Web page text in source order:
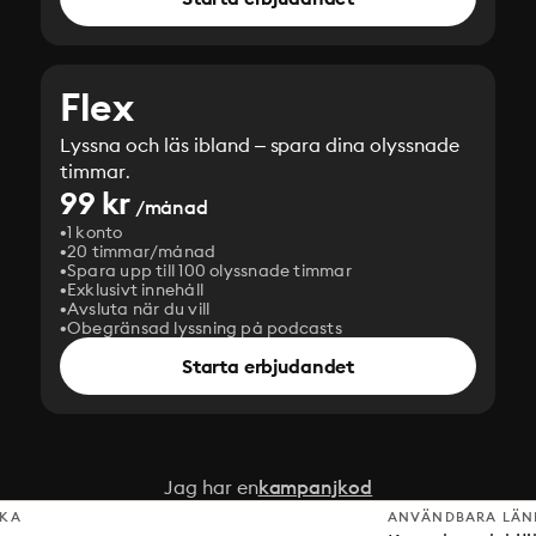
Flex
Lyssna och läs ibland – spara dina olyssnade
timmar.
99 kr/månad
1 konto
20 timmar/månad
Spara upp till 100 olyssnade timmar
Exklusivt innehåll
Avsluta när du vill
Obegränsad lyssning på podcasts
Starta erbjudandet
Jag har enkampanjkod
ANVÄNDBARA